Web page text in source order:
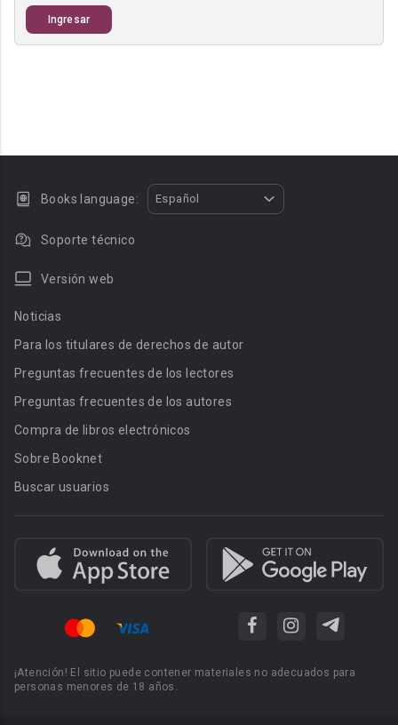
Ingresar
Books language: Español
Soporte técnico
Versión web
Noticias
Para los titulares de derechos de autor
Preguntas frecuentes de los lectores
Preguntas frecuentes de los autores
Compra de libros electrónicos
Sobre Booknet
Buscar usuarios
¡Atención! El sitio puede contener materiales no adecuados para
personas menores de 18 años.